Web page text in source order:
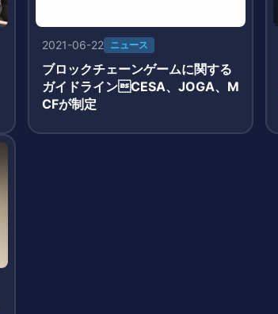
2021-06-22 ニュース
ブロックチェーンゲームに関する
ガイドラインCESA、JOGA、M
CFが制定